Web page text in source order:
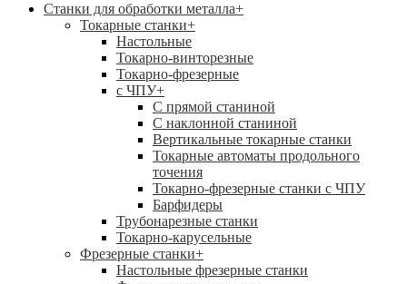
Станки для обработки металла+
Токарные станки+
Настольные
Токарно-винторезные
Токарно-фрезерные
с ЧПУ+
С прямой станиной
C наклонной станиной
Вертикальные токарные станки
Токарные автоматы продольного
точения
Токарно-фрезерные станки с ЧПУ
Барфидеры
Трубонарезные станки
Токарно-карусельные
Фрезерные станки+
Настольные фрезерные станки